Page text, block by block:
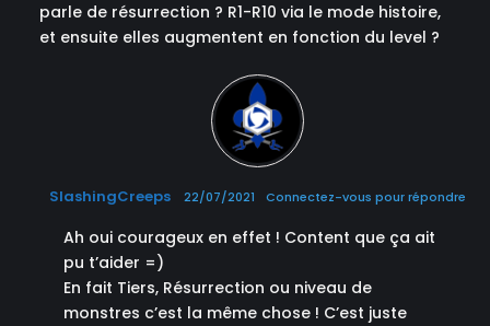
parle de résurrection ? R1-R10 via le mode histoire,
et ensuite elles augmentent en fonction du level ?
SlashingCreeps 22/07/2021 Connectez-vous pour répondre
Ah oui courageux en effet ! Content que ça ait
pu t’aider =)
En fait Tiers, Résurrection ou niveau de
monstres c’est la même chose ! C’est juste